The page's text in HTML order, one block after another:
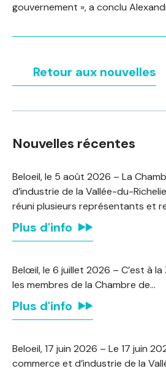
gouvernement », a conclu
Retour aux nouvelles
Nouvelles récentes
Beloeil, le 5 août 2026 – La
d’industrie de la Vallée-du-
réuni plusieurs représentants et
Plus d'info
Belœil, le 6 juillet 2026 – C’est à
les membres de la Chambre de…
Plus d'info
Beloeil, 17 juin 2026 – Le 17 juin
commerce et d’industrie de la